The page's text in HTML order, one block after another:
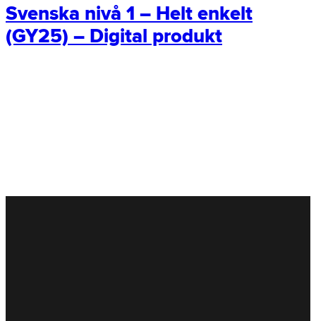
Svenska nivå 1 – Helt enkelt
(GY25) – Digital produkt